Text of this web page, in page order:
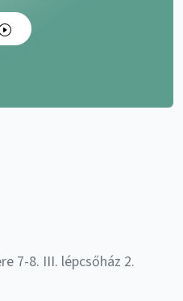
7-8. III. lépcsőház 2.